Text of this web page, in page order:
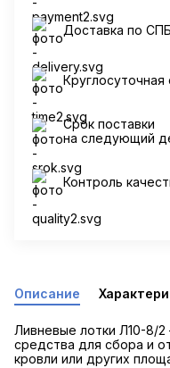
Доставка по
Срок поставки
на следующий
Контроль
Описание
Ливневые лотки Л10-8/
средства для сбора и
кровли или других